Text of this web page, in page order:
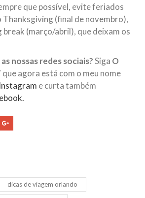
que possível, evite feriados
Thanksgiving (final de novembro),
break (março/abril), que deixam os
nossas redes sociais?Siga O
que agora está com o meu nome
Instagram e curta também
dicas de viagem orlando